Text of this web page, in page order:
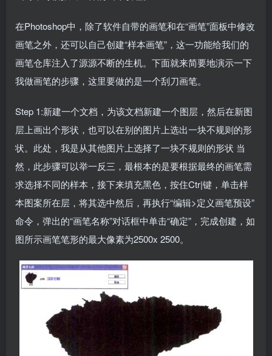
在Photoshop中，除了软件自带的画笔和在“画笔”面板中修改
画笔之外，还可以自己创建“样本画笔”，这一功能给我们的
画笔仓库注入了源源不断的生机。下面就来简要地演示一下
我做画笔的步骤，这里要做的是一个刮刀画笔。
Step 1:新建一个文档，为该文档新建一个图层，然后在新图
层上画出个形状，也可以在别的图片上选出一块不规则的形
状。此处，我是从其他图片上选择了一块不规则的形状 当
然，此步骤可以举一反三，最根本的是要根据最终的画笔需
求选择不同的样本，接下来填充黑色，按住Ctr|键，单击样
本图案所在层，将其选中然后，再执行“编辑>定义画笔预设”
命令，弹出的“画笔名称”对话框中单击“确定”，完成创建，如
图所示画笔笔形的最大像素为2500x 2500。